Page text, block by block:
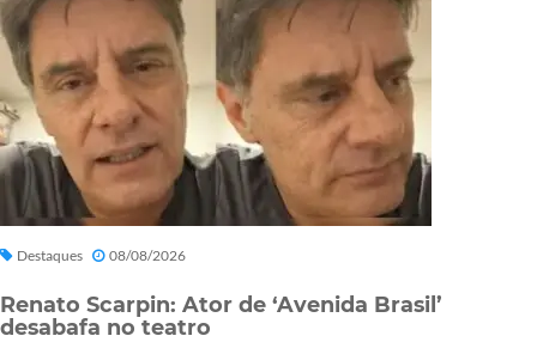
Destaques 08/08/2026
Renato Scarpin: Ator de ‘Avenida Brasil’
desabafa no teatro